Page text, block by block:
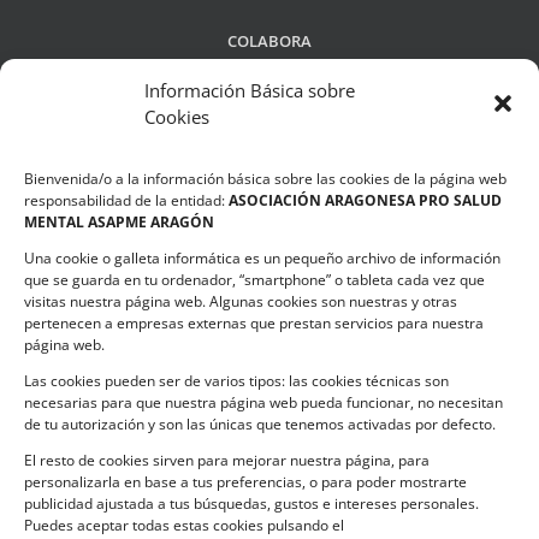
Información Básica sobre
Cookies
Bienvenida/o a la información básica sobre las cookies de la página web
responsabilidad de la entidad:ASOCIACIÓN ARAGONESA PRO SALUD
MENTAL ASAPME ARAGÓN
Una cookie o galleta informática es un pequeño archivo de información
que se guarda en tu ordenador, “smartphone” o tableta cada vez que
visitas nuestra página web. Algunas cookies son nuestras y otras
pertenecen a empresas externas que prestan servicios para nuestra
página web.
Las cookies pueden ser de varios tipos: las cookies técnicas son
necesarias para que nuestra página web pueda funcionar, no necesitan
de tu autorización y son las únicas que tenemos activadas por defecto.
El resto de cookies sirven para mejorar nuestra página, para
personalizarla en base a tus preferencias, o para poder mostrarte
publicidad ajustada a tus búsquedas, gustos e intereses personales.
Puedes aceptar todas estas cookies pulsando el
COLABORA
Política de privacidad
Compromiso de Protección de Datos
Política de Cookies
CONTACTO
C/ Ciudadela s/n. Parque Delicias.
50017 Zaragoza
Teléfono:976 532 499
Email:asapme@asapme.org